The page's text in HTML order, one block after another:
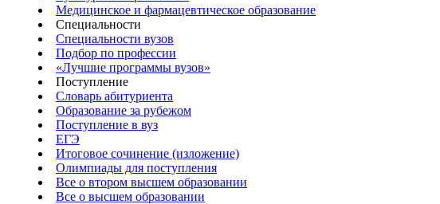
Медицинское и фармацевтическое образование
Специальности
Специальности вузов
Подбор по профессии
«Лучшие программы вузов»
Поступление
Словарь абитуриента
Образование за рубежом
Поступление в вуз
ЕГЭ
Итоговое сочинение (изложение)
Олимпиады для поступления
Все о втором высшем образовании
Все о высшем образовании